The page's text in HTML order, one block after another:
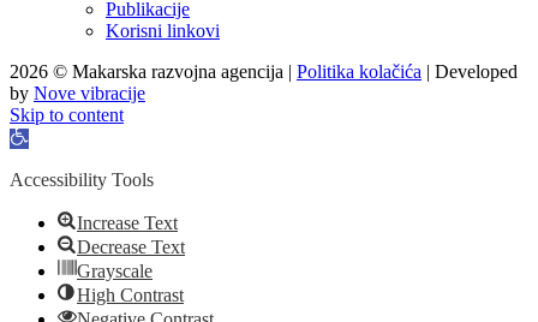
Publikacije
Korisni linkovi
2026 © Makarska razvojna agencija | Politika kolačića | Developed
by Nove vibracije
Skip to content
Open
Accessibility Tools
Increase Text
Decrease Text
Grayscale
High Contrast